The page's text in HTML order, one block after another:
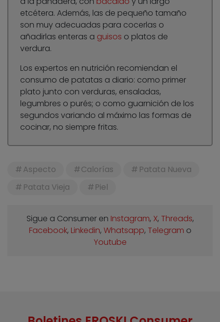
etcétera. Además, las de pequeño tamaño
son muy adecuadas para cocerlas o
añadirlas enteras a guisos o platos de
verdura.
Los expertos en nutrición recomiendan el
consumo de patatas a diario: como primer
plato junto con verduras, ensaladas,
legumbres o purés; o como guarnición de los
segundos variando al máximo las formas de
cocinar, no siempre fritas.
Aspecto Calorías
Patata Nueva
Patata Vieja
Piel
Sigue a Consumer en Instagram, X, Threads,
Facebook, Linkedin, Whatsapp, Telegram o
Youtube